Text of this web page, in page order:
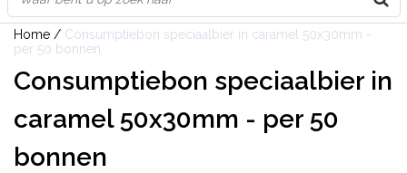
Home / Consumptiebon speciaalbier in caramel 50x30mm -
per 50 bonnen
Consumptiebon speciaalbier in
caramel 50x30mm - per 50
bonnen